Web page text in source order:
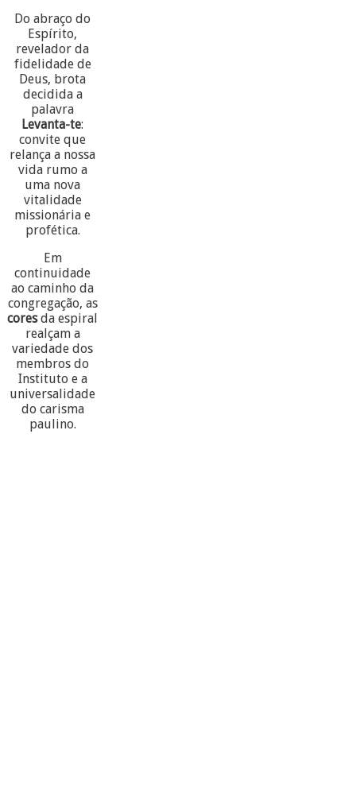
Do abraço do
Espírito,
revelador da
fidelidade de
Deus, brota
decidida a
palavra
Levanta-te:
convite que
relança a nossa
vida rumo a
uma nova
vitalidade
missionária e
profética.
Em
continuidade
ao caminho da
congregação, as
coresda espiral
realçam a
variedade dos
membros do
Instituto e a
universalidade
do carisma
paulino.